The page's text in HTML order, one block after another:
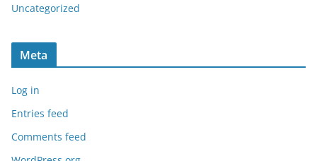
Uncategorized
Meta
Log in
Entries feed
Comments feed